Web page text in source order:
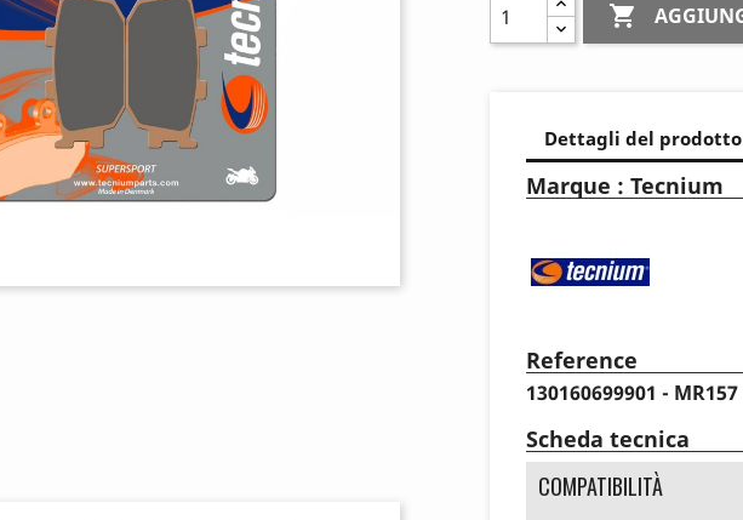

Dettagli del prodotto
Marque : Tecnium
Reference
130160699901 - MR157
Scheda tecnica
COMPATIBILITÀ